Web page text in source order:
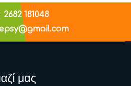
2682 181048
μας